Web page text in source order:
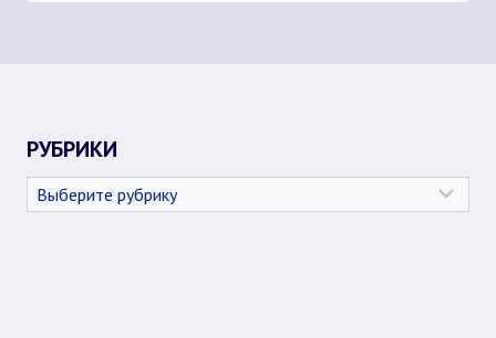
РУБРИКИ
Рубрики